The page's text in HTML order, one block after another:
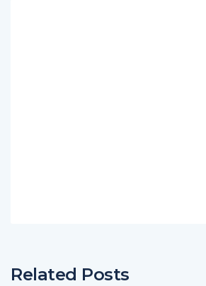
Related Posts